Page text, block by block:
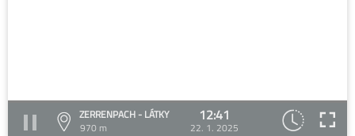
ZERRENPACH - LÁTKY
970 m
12:41
22. 1. 2025